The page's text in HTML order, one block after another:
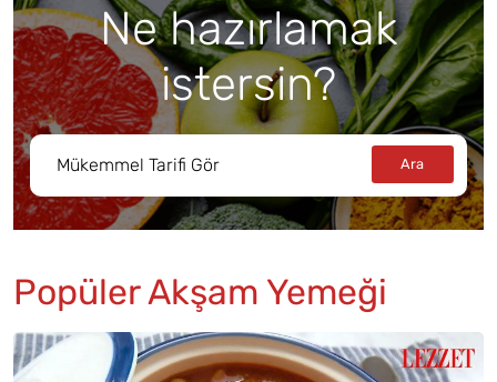
Ne hazırlamak
istersin?
Popüler Akşam Yemeği